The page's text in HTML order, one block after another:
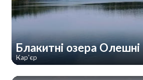
Блакитні озера Олешні
Кар'єр